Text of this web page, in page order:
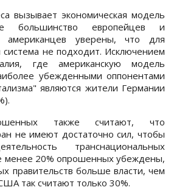
вызывает экономическая модель
большинство европейцев и
американцев уверены, что для
система не подходит. Исключением
где американскую модель
убежденными оппонентами
являются жители Германии
также считают, что
не имеют достаточно сил, чтобы
транснациональных
менее 20% опрошенных убеждены,
правительств больше власти, чем
так считают только 30%.